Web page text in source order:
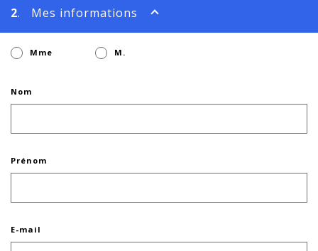
2. Mes informations
Mme M.
Nom
Prénom
E-mail